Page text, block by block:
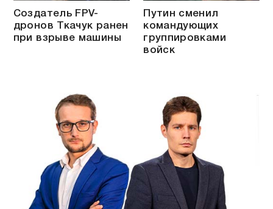
Создатель FPV-
дронов Ткачук ранен
при взрыве машины
Путин сменил
командующих
группировками
войск